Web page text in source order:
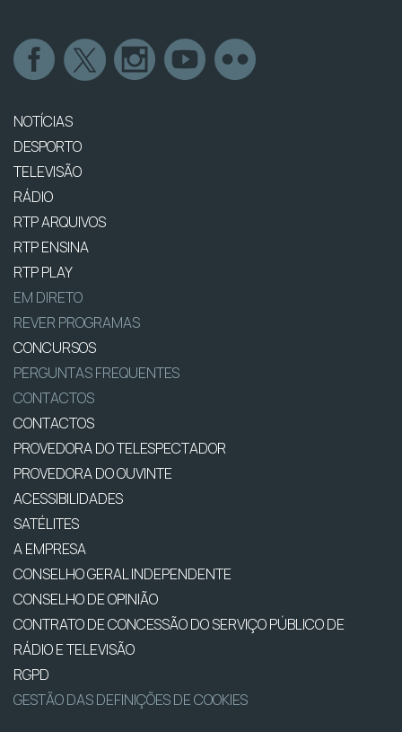
NOTÍCIAS
DESPORTO
TELEVISÃO
RÁDIO
RTP ARQUIVOS
RTP ENSINA
RTP PLAY
EM DIRETO
REVER PROGRAMAS
CONCURSOS
PERGUNTAS FREQUENTES
CONTACTOS
CONTACTOS
PROVEDORA DO TELESPECTADOR
PROVEDORA DO OUVINTE
ACESSIBILIDADES
SATÉLITES
A EMPRESA
CONSELHO GERAL INDEPENDENTE
CONSELHO DE OPINIÃO
CONTRATO DE CONCESSÃO DO SERVIÇO PÚBLICO DE
RÁDIO E TELEVISÃO
RGPD
GESTÃO DAS DEFINIÇÕES DE COOKIES